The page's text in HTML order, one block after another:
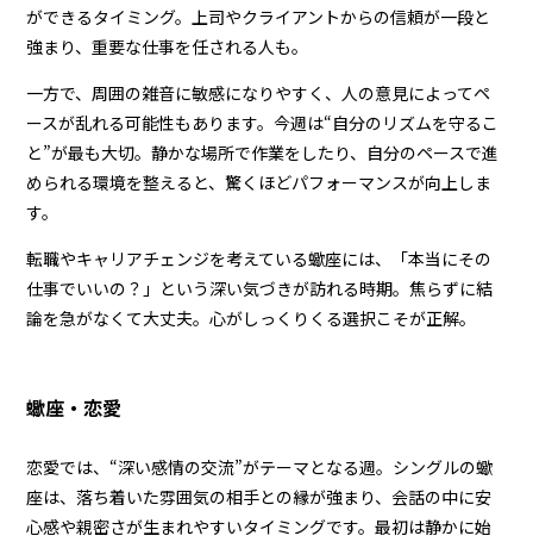
ができるタイミング。上司やクライアントからの信頼が一段と
強まり、重要な仕事を任される人も。
一方で、周囲の雑音に敏感になりやすく、人の意見によってペ
ースが乱れる可能性もあります。今週は“自分のリズムを守るこ
と”が最も大切。静かな場所で作業をしたり、自分のペースで進
められる環境を整えると、驚くほどパフォーマンスが向上しま
す。
転職やキャリアチェンジを考えている蠍座には、「本当にその
仕事でいいの？」という深い気づきが訪れる時期。焦らずに結
論を急がなくて大丈夫。心がしっくりくる選択こそが正解。
蠍座・恋愛
恋愛では、“深い感情の交流”がテーマとなる週。シングルの蠍
座は、落ち着いた雰囲気の相手との縁が強まり、会話の中に安
心感や親密さが生まれやすいタイミングです。最初は静かに始